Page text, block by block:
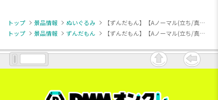
トップ 景品情報 ぬいぐるみ
【ずんだもん】【Aノーマル(立ち/真顔)】ずんだもん ぶるぶるぬいぐるみ
トップ
景品情報 ずんだもん 【ずんだもん】【Aノーマル(立ち/真顔)】ずんだもん ぶるぶるぬいぐるみ